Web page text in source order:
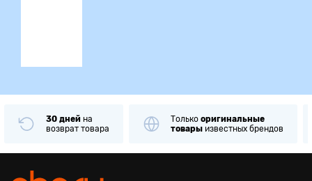
30 дней на
возврат товара
Только оригинальные
товары известных брендов